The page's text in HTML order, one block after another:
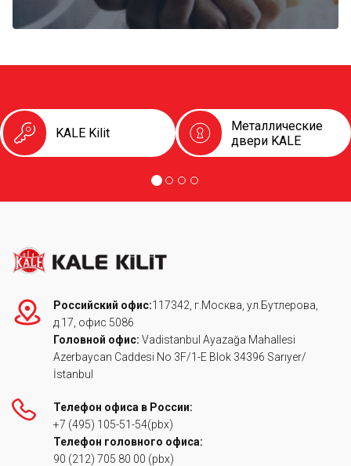
KALE Kilit
Металлические
двери KALE
Российский офис:117342, г.Москва, ул.Бутлерова,
д.17, офис 5086
Головной офис: Vadistanbul Ayazağa Mahallesi
Azerbaycan Caddesi No 3F/1-E Blok 34396 Sarıyer/
İstanbul
Телефон офиса в России:
+7 (495) 105-51-54(pbx)
Телефон головного офиса:
90 (212) 705 80 00 (pbx)